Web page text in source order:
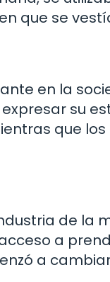
que se
en la
su
que los
de la
a
a